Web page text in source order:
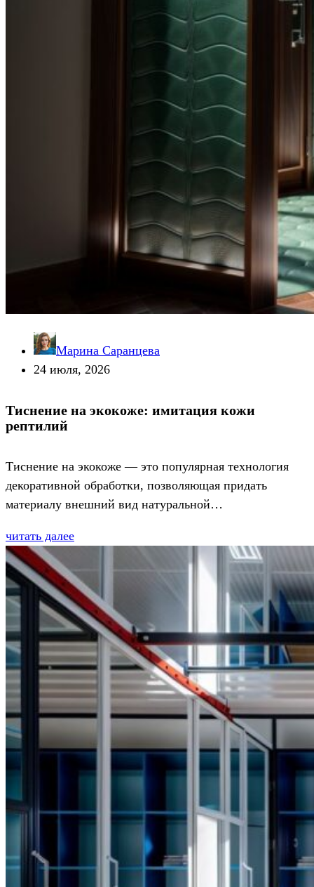
Марина Саранцева
24 июля, 2026
Тиснение на экокоже: имитация кожи
рептилий
Тиснение на экокоже — это популярная технология
декоративной обработки, позволяющая придать
материалу внешний вид натуральной…
читать далее